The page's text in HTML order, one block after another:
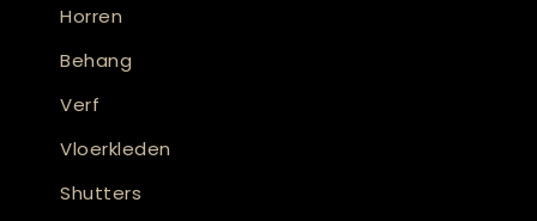
Horren
Behang
Verf
Vloerkleden
Shutters